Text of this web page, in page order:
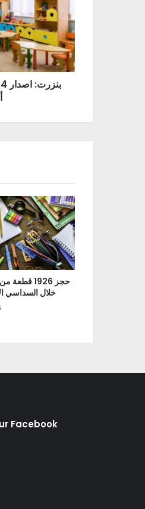
حجز 1926
خلال السداسي
Facebook